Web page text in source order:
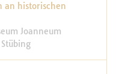
an historischen
Joanneum